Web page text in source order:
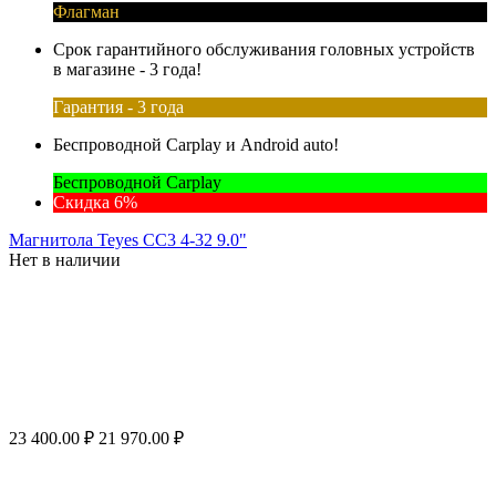
Флагман
Срок гарантийного обслуживания головных устройств
в магазине - 3 года!
Гарантия - 3 года
Беспроводной Carplay и Android auto!
Беспроводной Carplay
Скидка 6%
Магнитола Teyes CC3 4-32 9.0"
Нет в наличии
23 400.00 ₽ 21 970.00 ₽